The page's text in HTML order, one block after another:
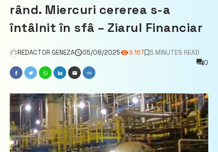
rând. Miercuri cererea s-a
întâlnit în sfâ – Ziarul Financiar
REDACTOR GENEZA 05/08/2025 9.167
5 MINUTES READ
0